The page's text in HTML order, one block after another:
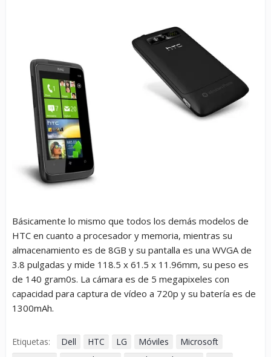
Básicamente lo mismo que todos los demás modelos de
HTC en cuanto a procesador y memoria, mientras su
almacenamiento es de 8GB y su pantalla es una WVGA de
3.8 pulgadas y mide 118.5 x 61.5 x 11.96mm, su peso es
de 140 gram0s. La cámara es de 5 megapixeles con
capacidad para captura de vídeo a 720p y su batería es de
1300mAh.
Etiquetas: Dell HTC LG Móviles
Microsoft